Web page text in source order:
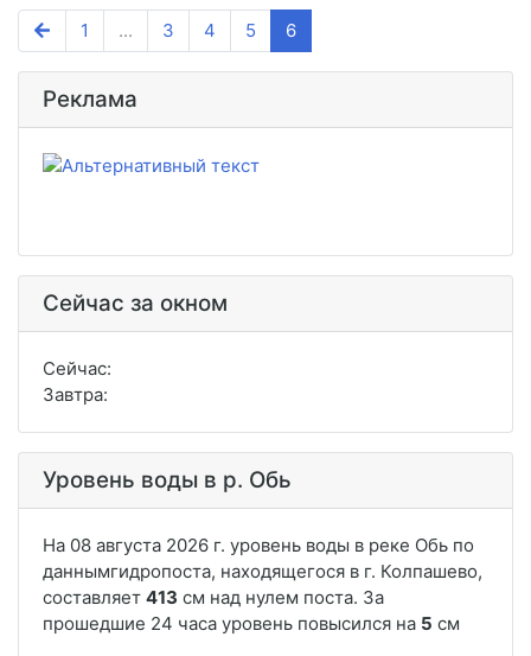
1 ... 3 4 5 6
Реклама
Сейчас за окном
Сейчас:
Завтра:
Уровень воды в р. Обь